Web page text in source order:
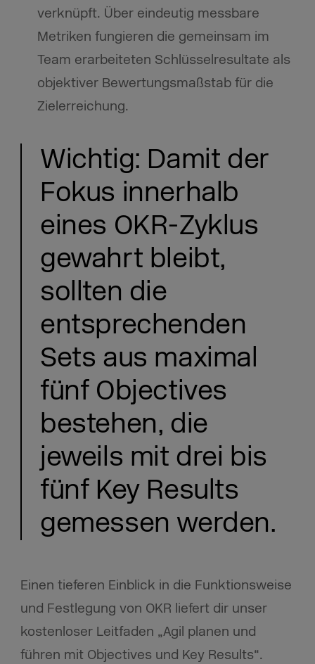
verknüpft. Über eindeutig messbare
Metriken fungieren die gemeinsam im
Team erarbeiteten Schlüsselresultate als
objektiver Bewertungsmaßstab für die
Zielerreichung.
Wichtig: Damit der
Fokus innerhalb
eines OKR-Zyklus
gewahrt bleibt,
sollten die
entsprechenden
Sets aus maximal
fünf Objectives
bestehen, die
jeweils mit drei bis
fünf Key Results
gemessen werden.
Einen tieferen Einblick in die Funktionsweise
und Festlegung von OKR liefert dir unser
kostenloser Leitfaden „Agil planen und
führen mit Objectives und Key Results“.